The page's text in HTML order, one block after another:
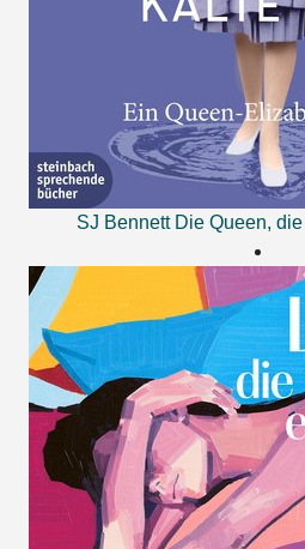
SJ Bennett Die Queen,